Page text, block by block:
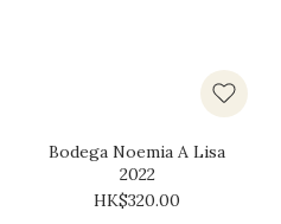
Bodega Noemia A Lisa
2022
HK$320.00